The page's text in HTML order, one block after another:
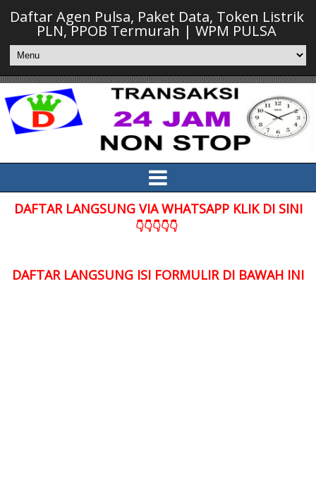
Daftar Agen Pulsa, Paket Data, Token Listrik
PLN, PPOB Termurah | WPM PULSA
DAFTAR LANGSUNG VIA WHATSAPP KLIK DI SINI
👇👇👇👇👇
DAFTAR LANGSUNG ISI FORMULIR DI BAWAH INI